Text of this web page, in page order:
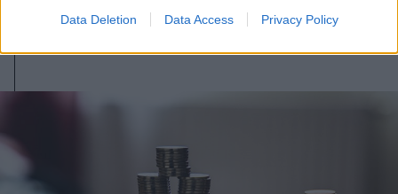
Data Deletion Data Access Privacy Policy